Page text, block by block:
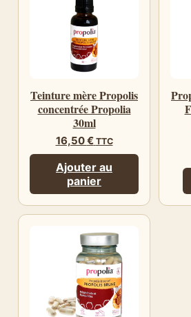
Teinture mère Propolis
concentrée Propolia
30ml
16,50€ TTC
Ajouter au
panier